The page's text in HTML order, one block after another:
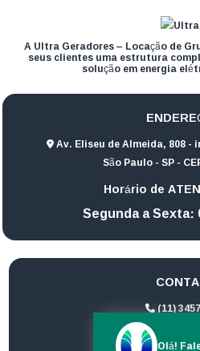
A Ultra Geradores – Locação de
seus clientes uma estrutura
solução em energia
Av. Eliseu de Almeida, 808
São Paulo - SP -
Horário de
Segunda a Sexta:
(11)
(11)
Olá!